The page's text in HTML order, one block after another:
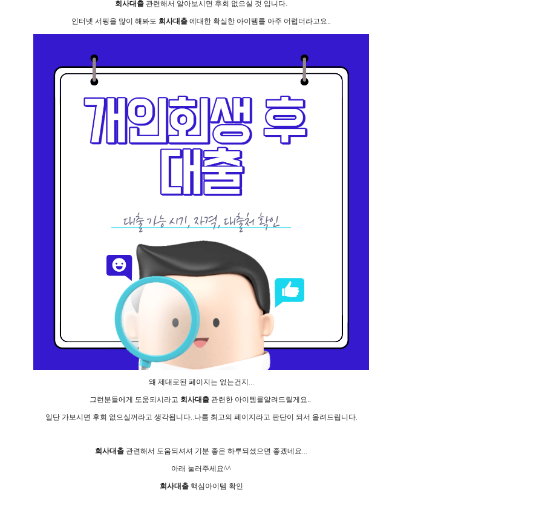
회사대출 관련해서 알아보시면 후회 없으실 것 입니다.
인터넷 서핑을 많이 해봐도 회사대출 에대한 확실한 아이템를 아주 어렵더라고요..
왜 제대로된 페이지는 없는건지...
그런분들에게 도움되시라고 회사대출 관련한 아이템를알려드릴게요..
일단 가보시면 후회 없으실꺼라고 생각됩니다..나름 최고의 페이지라고 판단이 되서 올려드립니다.
회사대출 관련해서 도움되셔셔 기분 좋은 하루되셨으면 좋겠네요...
아래 눌러주세요^^
회사대출핵심아이템 확인